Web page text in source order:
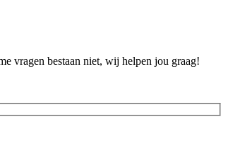
vragen bestaan niet, wij helpen jou graag!